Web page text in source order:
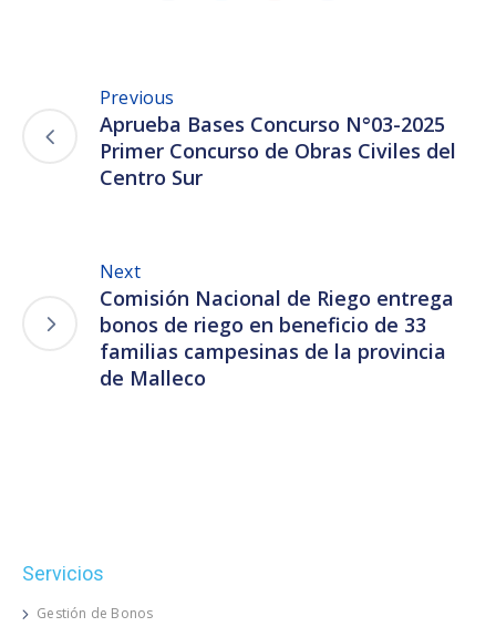
Previous
Aprueba Bases Concurso N°03-2025
Primer Concurso de Obras Civiles del
Centro Sur
Next
Comisión Nacional de Riego entrega
bonos de riego en beneficio de 33
familias campesinas de la provincia
de Malleco
Servicios
Gestión de Bonos